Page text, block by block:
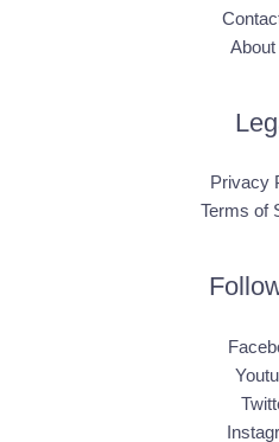
Privacy
Terms of